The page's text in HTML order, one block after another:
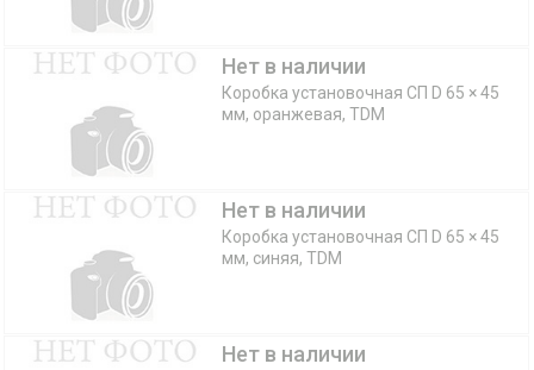
Нет в наличии
Коробка установочная СП D 65 × 45
мм, оранжевая, TDM
Нет в наличии
Коробка установочная СП D 65 × 45
мм, синяя, TDM
Нет в наличии